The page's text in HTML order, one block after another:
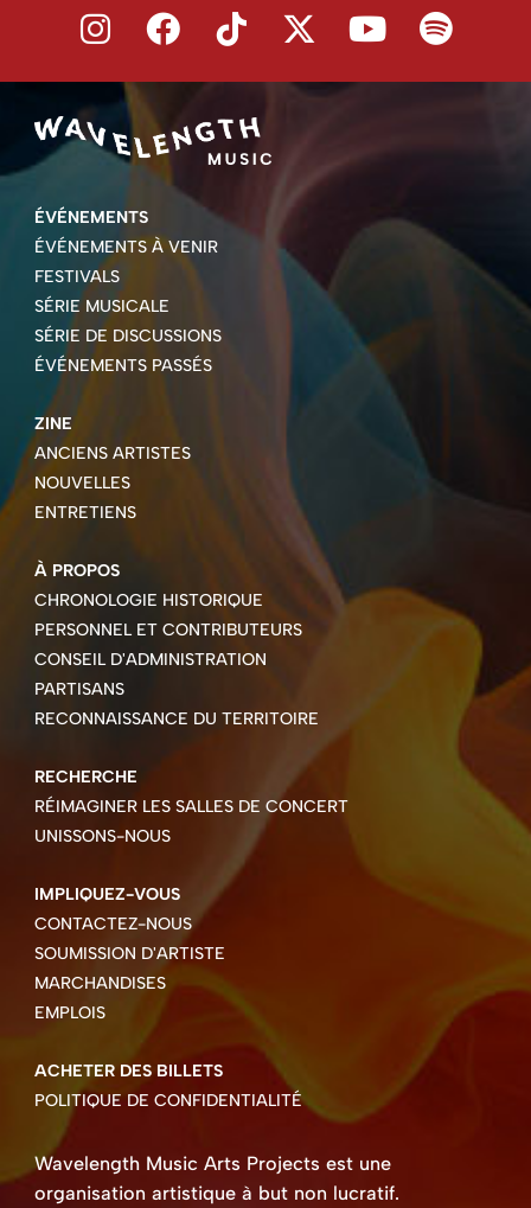
ÉVÉNEMENTS
ÉVÉNEMENTS À VENIR
FESTIVALS
SÉRIE MUSICALE
SÉRIE DE DISCUSSIONS
ÉVÉNEMENTS PASSÉS
ZINE
ANCIENS ARTISTES
NOUVELLES
ENTRETIENS
À PROPOS
CHRONOLOGIE HISTORIQUE
PERSONNEL ET CONTRIBUTEURS
CONSEIL D'ADMINISTRATION
PARTISANS
RECONNAISSANCE DU TERRITOIRE
RECHERCHE
RÉIMAGINER LES SALLES DE CONCERT
UNISSONS-NOUS
IMPLIQUEZ-VOUS
CONTACTEZ-NOUS
SOUMISSION D'ARTISTE
MARCHANDISES
EMPLOIS
ACHETER DES BILLETS
POLITIQUE DE CONFIDENTIALITÉ
Wavelength Music Arts Projects est une
organisation artistique à but non lucratif.